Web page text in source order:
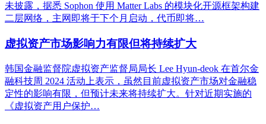
未披露，据悉 Sophon 使用 Matter Labs 的模块化开源框架构建
二层网络，主网即将于下个月启动，代币即将…
虚拟资产市场影响力有限但将持续扩大
韩国金融监督院虚拟资产监督局局长 Lee Hyun-deok 在首尔金
融科技周 2024 活动上表示，虽然目前虚拟资产市场对金融稳
定性的影响有限，但预计未来将持续扩大。针对近期实施的
《虚拟资产用户保护…